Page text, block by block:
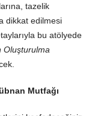
tazelik
dikkat edilmesi
bu atölyede
Oluşturulma
Mutfağı